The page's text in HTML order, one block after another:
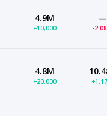
4.9M
+10,000
—
-
4.8M
+20,000